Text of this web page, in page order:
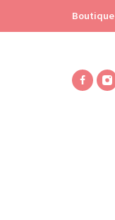
Boutique